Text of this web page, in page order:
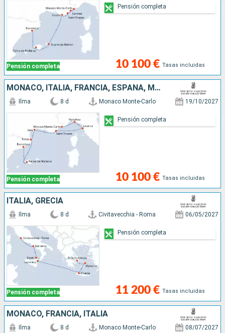
Pensión completa 10 100 € Tasas incluidas
Pensión completa
MONACO, ITALIA, FRANCIA, ESPAÑA, MALLORCA
Pensión completa
Ilma 8 d Monaco Monte-Carlo 19/10/2027
10 100 € Tasas incluidas
Pensión completa
ITALIA, GRECIA
Pensión completa
Ilma 8 d Civitavecchia - Roma 06/05/2027
11 200 € Tasas incluidas
Pensión completa
MONACO, FRANCIA, ITALIA
Ilma 8 d Monaco Monte-Carlo 08/07/2027